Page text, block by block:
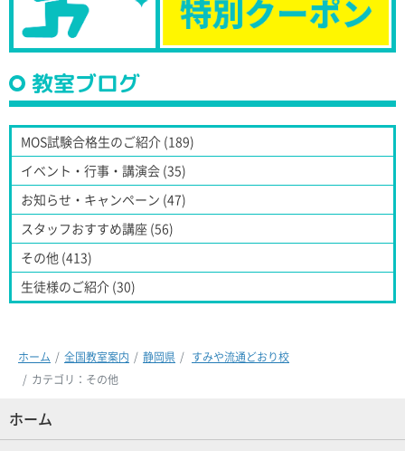
教室ブログ
MOS試験合格生のご紹介 (189)
イベント・行事・講演会 (35)
お知らせ・キャンペーン (47)
スタッフおすすめ講座 (56)
その他 (413)
生徒様のご紹介 (30)
ホーム 全国教室案内 静岡県
すみや流通どおり校
カテゴリ：その他
ホーム